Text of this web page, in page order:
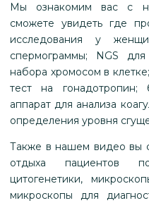
Мы ознакомим вас с
сможете увидеть где
исследования у
спермограммы; NGS
набора хромосом в
тест на гонадотропин;
аппарат для анализа
определения уровня
Также в нашем видео вы
отдыха пациентов
цитогенетики,
микроскопы для